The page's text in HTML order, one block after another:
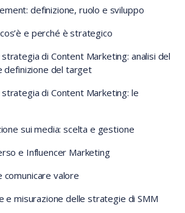
definizione, ruolo e sviluppo
e perché è strategico
di Content Marketing: analisi del
del target
di Content Marketing: le
sui media: scelta e gestione
e Influencer Marketing
comunicare valore
e misurazione delle strategie di SMM